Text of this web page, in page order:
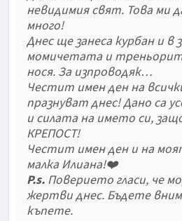
невидимия свят. Това ми
много!
Днес ще занеса курбан и в
момичетата и
нося. За изпроводяк…
Честит имен ден на
празнуват днес! Дано са
и силата на името си,
КРЕПОСТ!
Честит имен ден и на
малка Илиана!❤️
P.s. Поверието гласи, че
жертви днес. Бъдете
къпете.